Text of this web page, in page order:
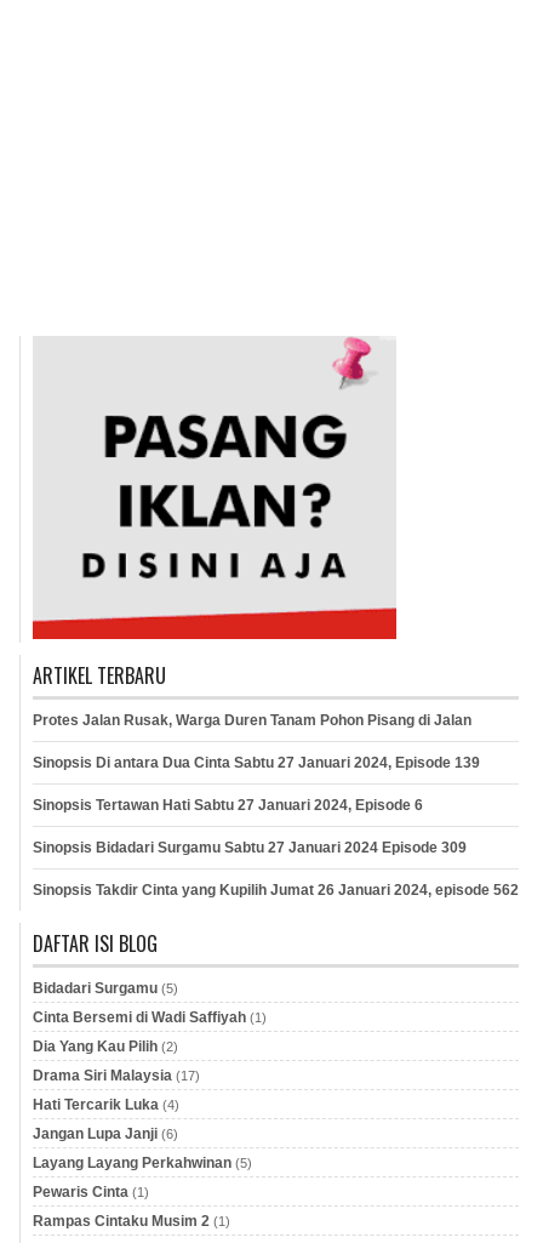
ARTIKEL TERBARU
Protes Jalan Rusak, Warga Duren Tanam Pohon Pisang di Jalan
Sinopsis Di antara Dua Cinta Sabtu 27 Januari 2024, Episode 139
Sinopsis Tertawan Hati Sabtu 27 Januari 2024, Episode 6
Sinopsis Bidadari Surgamu Sabtu 27 Januari 2024 Episode 309
Sinopsis Takdir Cinta yang Kupilih Jumat 26 Januari 2024, episode 562
DAFTAR ISI BLOG
Bidadari Surgamu (5)
Cinta Bersemi di Wadi Saffiyah (1)
Dia Yang Kau Pilih (2)
Drama Siri Malaysia (17)
Hati Tercarik Luka (4)
Jangan Lupa Janji (6)
Layang Layang Perkahwinan (5)
Pewaris Cinta (1)
Rampas Cintaku Musim 2 (1)